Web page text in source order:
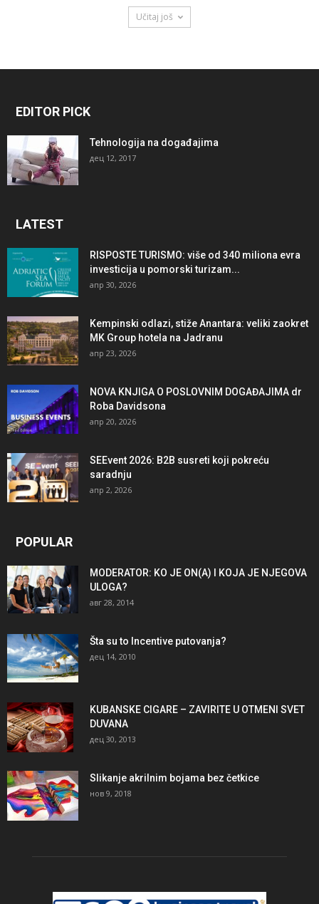
Učitaj još
EDITOR PICK
Tehnologija na događajima
дец 12, 2017
LATEST
RISPOSTE TURISMO: više od 340 miliona evra
investicija u pomorski turizam...
апр 30, 2026
Kempinski odlazi, stiže Anantara: veliki zaokret
MK Group hotela na Jadranu
апр 23, 2026
NOVA KNJIGA O POSLOVNIM DOGAĐAJIMA dr
Roba Davidsona
апр 20, 2026
SEEvent 2026: B2B susreti koji pokreću
saradnju
апр 2, 2026
POPULAR
MODERATOR: KO JE ON(A) I KOJA JE NJEGOVA
ULOGA?
авг 28, 2014
Šta su to Incentive putovanja?
дец 14, 2010
KUBANSKE CIGARE – ZAVIRITE U OTMENI SVET
DUVANA
дец 30, 2013
Slikanje akrilnim bojama bez četkice
нов 9, 2018